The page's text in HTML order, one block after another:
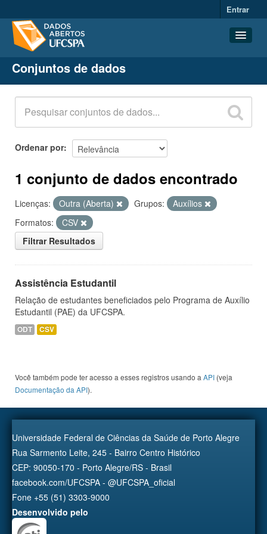
Entrar
Conjuntos de dados
Organizações
Grupos
Sobre
Conjuntos de dados
Ordenar por
1 conjunto de dados encontrado
Licenças: Outra (Aberta) Grupos:
Auxílios
Formatos:
CSV
Filtrar Resultados
Assistência Estudantil
Relação de estudantes beneficiados pelo Programa de Auxílio
Estudantil (PAE) da UFCSPA.
ODT CSV
Você também pode ter acesso a esses registros usando a API (veja
Documentação da API).
Universidade Federal de Ciências da Saúde de Porto Alegre
Rua Sarmento Leite, 245 - Bairro Centro Histórico
CEP: 90050-170 - Porto Alegre/RS - Brasil
facebook.com/UFCSPA - @UFCSPA_oficial
Fone +55 (51) 3303-9000
Desenvolvido pelo